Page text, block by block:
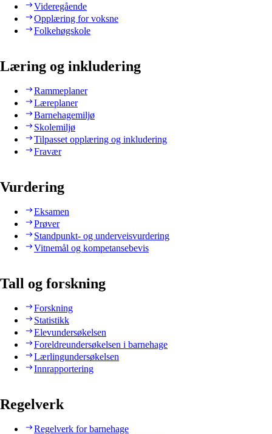
Videregående
Opplæring for voksne
Folkehøgskole
Læring og inkludering
Rammeplaner
Læreplaner
Barnehagemiljø
Skolemiljø
Tilpasset opplæring og inkludering
Fravær
Vurdering
Eksamen
Prøver
Standpunkt- og underveisvurdering
Vitnemål og kompetansebevis
Tall og forskning
Forskning
Statistikk
Elevundersøkelsen
Foreldreundersøkelsen i barnehage
Lærlingundersøkelsen
Innrapportering
Regelverk
Regelverk for barnehage